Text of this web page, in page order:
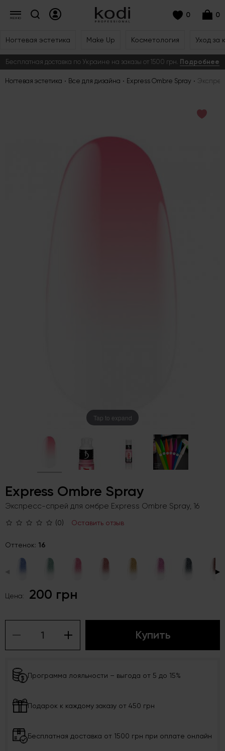
0 0
Ногтевая эстетика Make Up Косметология Уход за
Бесплатная доставка по Украине на заказы от 1500 грн. Подробнее
Ногтевая эстетика Все для дизайна Express Ombre Spray
Tap to expand
Express Ombre Spray
Экспресс-спрей для омбре Express Ombrе Spray, 16
(0) Оставить отзыв
Оттенок: 16
▶
Цена: 200 грн
Купить
Программа лояльности – выгода от 5 до 15%
Подарок к каждому заказу от 450 грн
Бесплатная доставка от 1500 грн при оплате онлайн